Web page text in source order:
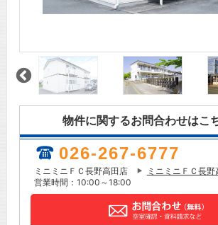
物件に関するお問合わせはこ
026-267-6777
ミニミニＦＣ長野高田店
ミニミニＦＣ長野
営業時間：10:00～18:00